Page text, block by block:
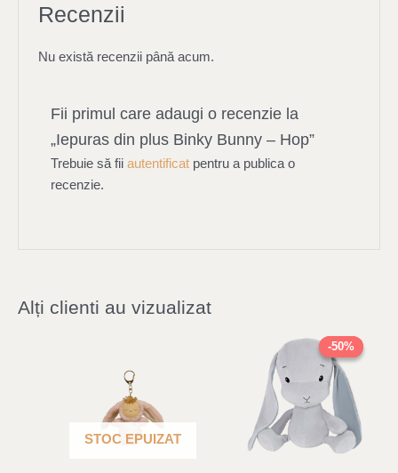
Recenzii
Nu există recenzii până acum.
Fii primul care adaugi o recenzie la
„Iepuras din plus Binky Bunny – Hop”
Trebuie să fiiautentificat pentru a publica o
recenzie.
Alți clienti au vizualizat
STOC EPUIZAT
-50%
-50%
price
was:
222,00 lei.
price
is: